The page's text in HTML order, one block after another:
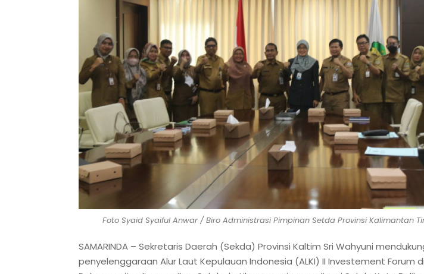
Foto Syaid Syaiful Anwar / Biro Administrasi Pimpinan Setda Provinsi Kalimantan
SAMARINDA – Sekretaris Daerah (Sekda) Provinsi Kaltim Sri Wahyuni
penyelenggaraan Alur Laut Kepulauan Indonesia (ALKI) II Investement Forum